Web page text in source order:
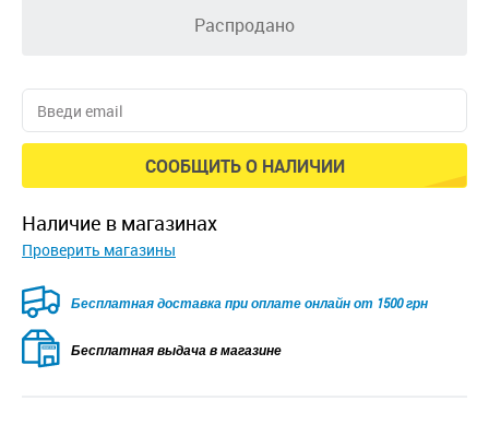
Распродано
СООБЩИТЬ О НАЛИЧИИ
наличие в магазинах
Проверить магазины
Безкоштовна доставка для замовлень від 2500 грн при
оплаті онлайн
Бесплатная выдача в магазине